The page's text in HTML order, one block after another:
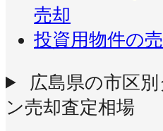
売却
投資用物件の
広島県の市区
ン売却査定相場